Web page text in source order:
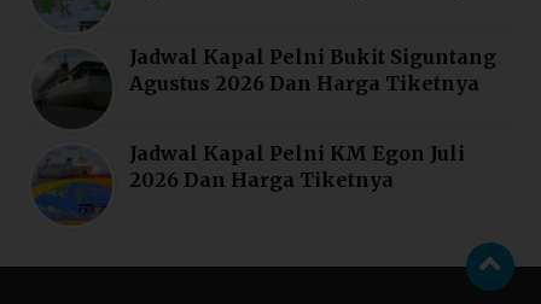
Jadwal Kapal Pelni Bukit Siguntang
Agustus 2026 Dan Harga Tiketnya
Jadwal Kapal Pelni KM Egon Juli
2026 Dan Harga Tiketnya